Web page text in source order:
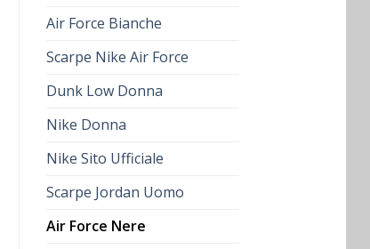
Air Force Bianche
Scarpe Nike Air Force
Dunk Low Donna
Nike Donna
Nike Sito Ufficiale
Scarpe Jordan Uomo
Air Force Nere